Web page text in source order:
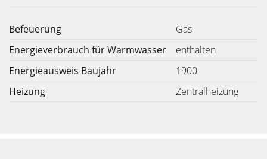
Befeuerung
Gas
Energieverbrauch für Warmwasser
enthalten
Energieausweis Baujahr
1900
Heizung
Zentralheizung